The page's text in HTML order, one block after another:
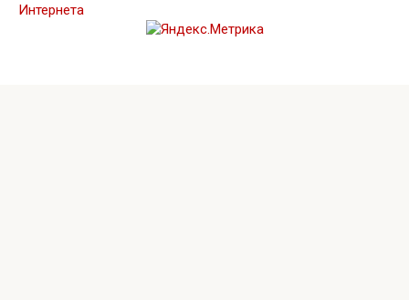
Интернета